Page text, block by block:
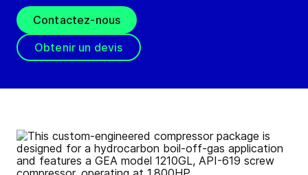
Contactez-nous
Obtenir un devis